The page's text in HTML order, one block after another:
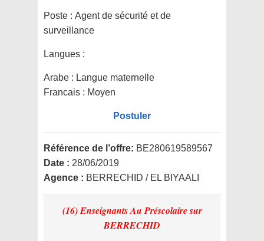
Poste : Agent de sécurité et de
surveillance
Langues :
Arabe : Langue maternelle
Francais : Moyen
Postuler
Référence de l’offre: BE280619589567
Date : 28/06/2019
Agence : BERRECHID / EL BIYAALI
(16) Enseignants Au Préscolairesur
BERRECHID